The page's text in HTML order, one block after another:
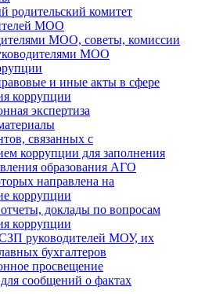
родительский комитет
МОО
МОО, советы, комиссии
МОО
и иные акты в сфере
коррупции
экспертиза
связанных с
коррупции для заполнения
образования АГО
направлена на
коррупции
доклады по вопросам
коррупции
руководителей МОУ, их
бухгалтеров
просвещение
сообщений о фактах